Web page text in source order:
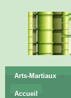
神龍
Shin-
Ryū
Arts-Martiaux
Accueil